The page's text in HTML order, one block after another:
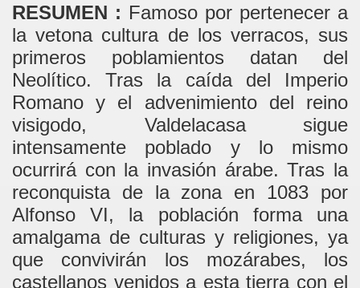
RESUMEN : Famoso por pertenecer a
la vetona cultura de los verracos, sus
primeros poblamientos datan del
Neolítico. Tras la caída del Imperio
Romano y el advenimiento del reino
visigodo, Valdelacasa sigue
intensamente poblado y lo mismo
ocurrirá con la invasión árabe. Tras la
reconquista de la zona en 1083 por
Alfonso VI, la población forma una
amalgama de culturas y religiones, ya
que convivirán los mozárabes, los
castellanos venidos a esta tierra con el